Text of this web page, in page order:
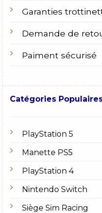
Garanties
Demande de
Paiment sécurisé
Catégories
PlayStation 5
Manette PS5
PlayStation 4
Nintendo Switch
Siège Sim Racing